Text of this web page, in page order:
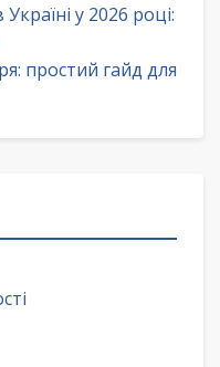
у 2026 році:
простий гайд для